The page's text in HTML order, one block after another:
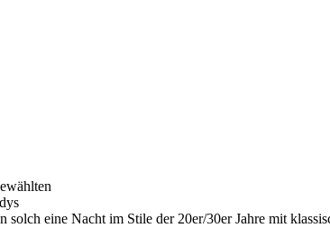
eine Nacht im Stile der 20er/30er Jahre mit